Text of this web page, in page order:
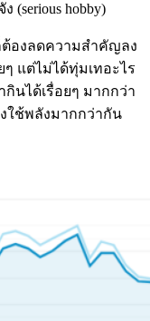
(serious hobby)
องลดความสำคัญลง
ๆ แต่ไม่ได้ทุ่มเทอะไร
นได้เรื่อยๆ มากกว่า
ใช้พลังมากกว่ากัน